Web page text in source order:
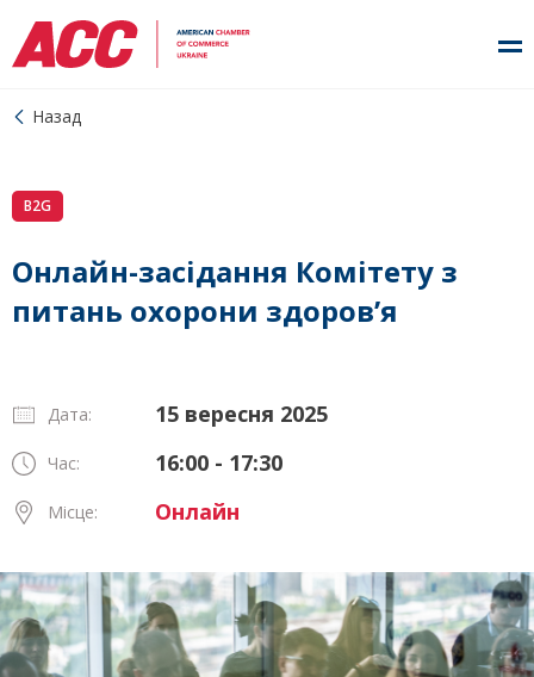
Назад
B2G
Онлайн-засідання Комітету з
питань охорони здоров’я
Дата: 15 вересня 2025
Час: 16:00 - 17:30
Місце: Онлайн